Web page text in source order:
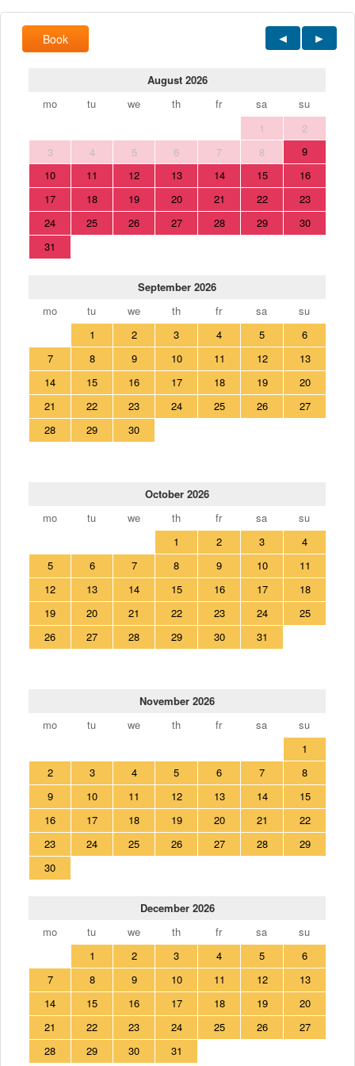
Book
August 2026
mo
tu we th fr sa
su
1
2
3
4 5 6 7 8
9
10
11 12 13 14 15
16
17
18 19 20 21 22
23
24
25 26 27 28 29
30
31
September 2026
mo
tu we th fr sa
su
1
2 3 4 5
6
7
8 9 10 11 12
13
14
15 16 17 18 19
20
21
22 23 24 25 26
27
28
29 30
October 2026
mo
tu we th fr sa
su
1
2 3
4
5
6 7 8 9 10
11
12
13 14 15 16 17
18
19
20 21 22 23 24
25
26
27 28 29 30 31
November 2026
mo
tu we th fr sa
su
1
2
3 4 5 6 7
8
9
10 11 12 13 14
15
16
17 18 19 20 21
22
23
24 25 26 27 28
29
30
December 2026
mo
tu we th fr sa
su
1
2 3 4 5
6
7
8 9 10 11 12
13
14
15 16 17 18 19
20
21
22 23 24 25 26
27
28
29 30 31